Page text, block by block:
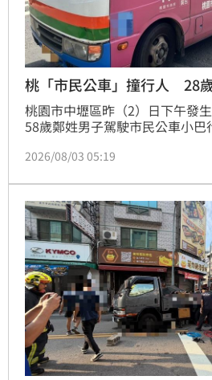
桃「市民公車」撞行人 28
桃園市中壢區昨（2）日下午發
58歲鄭姓男子駕駛市民公車小
薛姓女子，導致薛女重摔在地，
2026/08/03 05:19